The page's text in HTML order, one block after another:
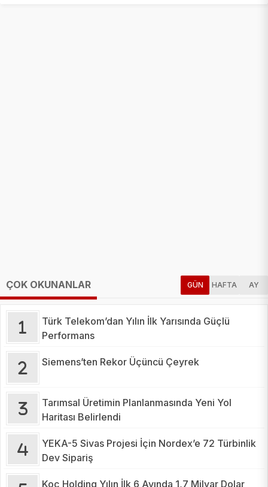
ÇOK OKUNANLAR GÜN HAFTA AY
Türk Telekom’dan Yılın İlk Yarısında Güçlü
Performans
Siemens’ten Rekor Üçüncü Çeyrek
Tarımsal Üretimin Planlanmasında Yeni Yol
Haritası Belirlendi
YEKA-5 Sivas Projesi İçin Nordex’e 72 Türbinlik
Dev Sipariş
Koç Holding Yılın İlk 6 Ayında 1,7 Milyar Dolar